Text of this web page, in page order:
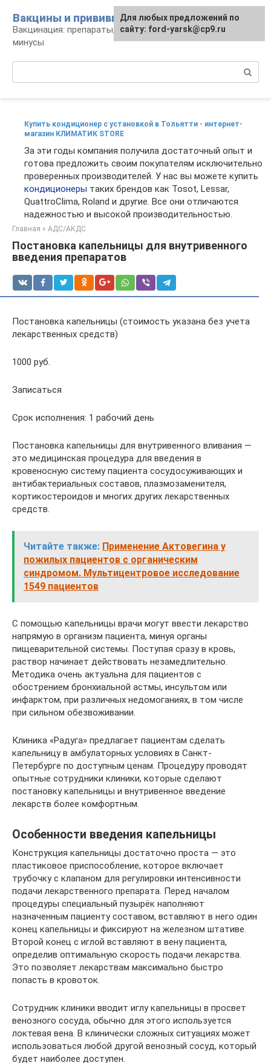
контенту
Вакцины и прививки
Вакцинация: препараты, график, плюсы и
минусы
Купить кондиционер с установкой в Тольятти - интернет-
магазин КЛИМАТИК STORE
За эти годы компания получила достаточный опыт и
готова предложить своим покупателям исключительно
проверенных производителей. У нас вы можете купить
кондиционеры таких брендов как Tosot, Lessar,
QuattroClima, Roland и другие. Все они отличаются
надежностью и высокой производительностью.
Главная » АДС/АКДС
Постановка капельницы для внутривенного
введения препаратов
Постановка капельницы (cтоимость указана без учета
лекарственных средств)
1000 руб.
Записаться
Срок исполнения: 1 рабочий день
Постановка капельницы для внутривенного вливания —
это медицинская процедура для введения в
кровеносную систему пациента сосудосуживающих и
антибактериальных составов, плазмозаменителя,
кортикостероидов и многих других лекарственных
средств.
Читайте также: Применение Актовегина у
пожилых пациентов с органическим
синдромом. Мультицентровое исследование
1549 пациентов
С помощью капельницы врачи могут ввести лекарство
напрямую в организм пациента, минуя органы
пищеварительной системы. Поступая сразу в кровь,
раствор начинает действовать незамедлительно.
Методика очень актуальна для пациентов с
обострением бронхиальной астмы, инсультом или
инфарктом, при различных недомоганиях, в том числе
при сильном обезвоживании.
Клиника «Радуга» предлагает пациентам сделать
капельницу в амбулаторных условиях в Санкт-
Петербурге по доступным ценам. Процедуру проводят
опытные сотрудники клиники, которые сделают
постановку капельницы и внутривенное введение
лекарств более комфортным.
Особенности введения капельницы
Конструкция капельницы достаточно проста — это
пластиковое приспособление, которое включает
трубочку с клапаном для регулировки интенсивности
подачи лекарственного препарата. Перед началом
процедуры специальный пузырёк наполняют
назначенным пациенту составом, вставляют в него один
конец капельницы и фиксируют на железном штативе.
Второй конец с иглой вставляют в вену пациента,
определив оптимальную скорость подачи лекарства.
Это позволяет лекарствам максимально быстро
попасть в кровоток.
Сотрудник клиники вводит иглу капельницы в просвет
венозного сосуда, обычно для этого используется
локтевая вена. В клинически сложных ситуациях может
использоваться любой другой венозный сосуд, который
будет наиболее доступен.
Для любых предложений по
сайту: ford-yarsk@cp9.ru